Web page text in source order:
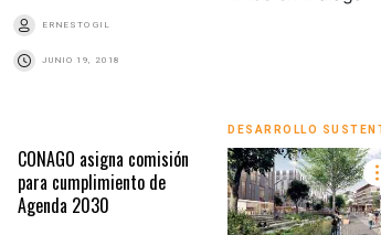
ERNESTO GIL
JUNIO 19, 2018
CONAGO asigna comisión
para cumplimiento de
Agenda 2030
DESARROLLO